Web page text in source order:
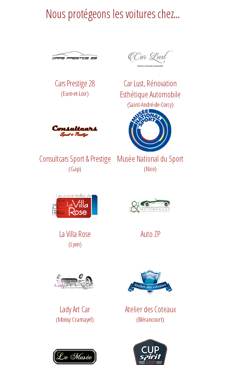
Nous protégeons les voitures chez...
Cars Prestige 28
(Eure-et-Loir)
Car Lust, Rénovation
Esthétique Automobile
(Saint-André-de-Corcy)
Consultcars Sport & Prestige
(Gap)
Musée National du Sport
(Nice)
La Villa Rose
(Lyon)
Auto ZP
Lady Art Car
(Moissy Cramayel)
Atelier des Coteaux
(Blérancourt)